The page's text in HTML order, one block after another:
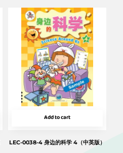
Add to cart
LEC-0038-4 身边的科学 4（中英版）